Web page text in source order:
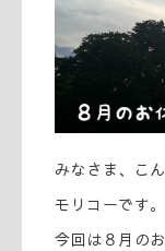
みなさま、こん
モリコーです。
今回は８月の